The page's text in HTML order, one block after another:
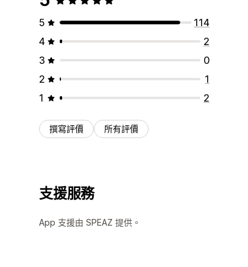
5
114
4
2
3
0
2
1
1
2
撰寫評價 所有評價
支援服務
App 支援由 SPEAZ 提供。